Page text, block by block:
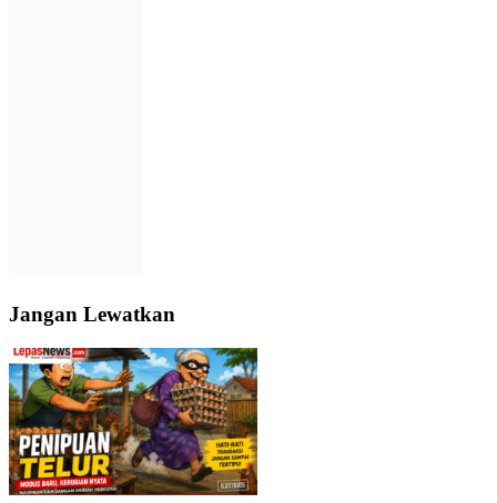
Jangan Lewatkan